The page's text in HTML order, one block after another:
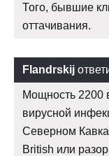
Того, бывшие
оттачивания.
Flandrskij
Мощность 2200
вирусной
Северном
British или